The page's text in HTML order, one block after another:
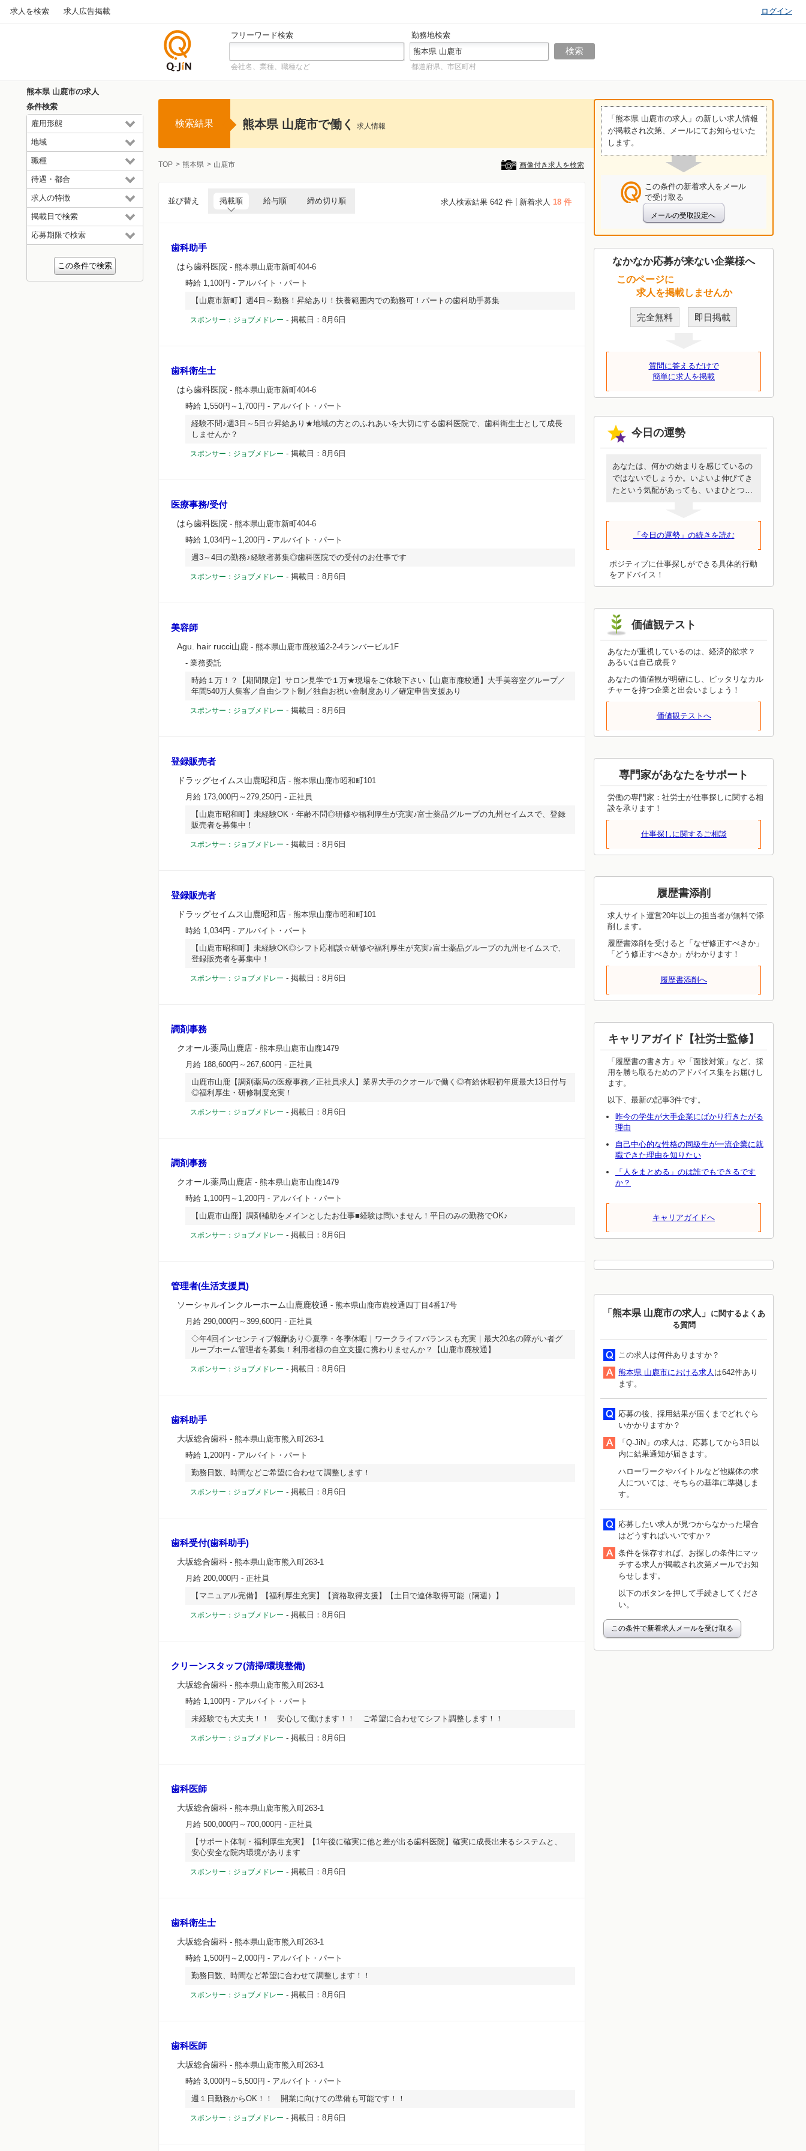
求人を検索 求人広告掲載 ログイン
人サイ
フリーワード検索 勤務地検索
会社名、業種、職種など 都道府県、市区町村
熊本県 山鹿市の求人
条件検索
雇用形態
地域
職種
待遇・都合
求人の特徴
掲載日で検索
応募期限で検索
検索結果 熊本県 山鹿市で働く 求人情報
TOP 熊本県 山鹿市 画像付き求人を検索
求人検索結果 642 件 新着求人 18 件
並び替え 掲載順 給与順 締め切り順
歯科助手
はら歯科医院 - 熊本県山鹿市新町404-6
時給 1,100円 - アルバイト・パート
【山鹿市新町】週4日～勤務！昇給あり！扶養範囲内での勤務可！パートの歯科助手募集
スポンサー：ジョブメドレー - 掲載日：8月6日
歯科衛生士
はら歯科医院 - 熊本県山鹿市新町404-6
時給 1,550円～1,700円 - アルバイト・パート
経験不問♪週3日～5日☆昇給あり★地域の方とのふれあいを大切にする歯科医院で、歯科衛生士として成長
しませんか？
スポンサー：ジョブメドレー - 掲載日：8月6日
医療事務/受付
はら歯科医院 - 熊本県山鹿市新町404-6
時給 1,034円～1,200円 - アルバイト・パート
週3～4日の勤務♪経験者募集◎歯科医院での受付のお仕事です
スポンサー：ジョブメドレー - 掲載日：8月6日
美容師
Agu. hair rucci山鹿 - 熊本県山鹿市鹿校通2-2-4ランバービル1F
- 業務委託
時給１万！？【期間限定】サロン見学で１万★現場をご体験下さい【山鹿市鹿校通】大手美容室グループ／
年間540万人集客／自由シフト制／独自お祝い金制度あり／確定申告支援あり
スポンサー：ジョブメドレー - 掲載日：8月6日
登録販売者
ドラッグセイムス山鹿昭和店 - 熊本県山鹿市昭和町101
月給 173,000円～279,250円 - 正社員
【山鹿市昭和町】未経験OK・年齢不問◎研修や福利厚生が充実♪富士薬品グループの九州セイムスで、登録
販売者を募集中！
スポンサー：ジョブメドレー - 掲載日：8月6日
登録販売者
ドラッグセイムス山鹿昭和店 - 熊本県山鹿市昭和町101
時給 1,034円 - アルバイト・パート
【山鹿市昭和町】未経験OK◎シフト応相談☆研修や福利厚生が充実♪富士薬品グループの九州セイムスで、
登録販売者を募集中！
スポンサー：ジョブメドレー - 掲載日：8月6日
調剤事務
クオール薬局山鹿店 - 熊本県山鹿市山鹿1479
月給 188,600円～267,600円 - 正社員
山鹿市山鹿【調剤薬局の医療事務／正社員求人】業界大手のクオールで働く◎有給休暇初年度最大13日付与
◎福利厚生・研修制度充実！
スポンサー：ジョブメドレー - 掲載日：8月6日
調剤事務
クオール薬局山鹿店 - 熊本県山鹿市山鹿1479
時給 1,100円～1,200円 - アルバイト・パート
【山鹿市山鹿】調剤補助をメインとしたお仕事■経験は問いません！平日のみの勤務でOK♪
スポンサー：ジョブメドレー - 掲載日：8月6日
管理者(生活支援員)
ソーシャルインクルーホーム山鹿鹿校通 - 熊本県山鹿市鹿校通四丁目4番17号
月給 290,000円～399,600円 - 正社員
◇年4回インセンティブ報酬あり◇夏季・冬季休暇｜ワークライフバランスも充実｜最大20名の障がい者グ
ループホーム管理者を募集！利用者様の自立支援に携わりませんか？【山鹿市鹿校通】
スポンサー：ジョブメドレー - 掲載日：8月6日
歯科助手
大坂総合歯科 - 熊本県山鹿市熊入町263-1
時給 1,200円 - アルバイト・パート
勤務日数、時間などご希望に合わせて調整します！
スポンサー：ジョブメドレー - 掲載日：8月6日
歯科受付(歯科助手)
大坂総合歯科 - 熊本県山鹿市熊入町263-1
月給 200,000円 - 正社員
【マニュアル完備】【福利厚生充実】【資格取得支援】【土日で連休取得可能（隔週）】
スポンサー：ジョブメドレー - 掲載日：8月6日
クリーンスタッフ(清掃/環境整備)
大坂総合歯科 - 熊本県山鹿市熊入町263-1
時給 1,100円 - アルバイト・パート
未経験でも大丈夫！！ 安心して働けます！！ ご希望に合わせてシフト調整します！！
スポンサー：ジョブメドレー - 掲載日：8月6日
歯科医師
大坂総合歯科 - 熊本県山鹿市熊入町263-1
月給 500,000円～700,000円 - 正社員
【サポート体制・福利厚生充実】【1年後に確実に他と差が出る歯科医院】確実に成長出来るシステムと、
安心安全な院内環境があります
スポンサー：ジョブメドレー - 掲載日：8月6日
歯科衛生士
大坂総合歯科 - 熊本県山鹿市熊入町263-1
時給 1,500円～2,000円 - アルバイト・パート
勤務日数、時間など希望に合わせて調整します！！
スポンサー：ジョブメドレー - 掲載日：8月6日
歯科医師
大坂総合歯科 - 熊本県山鹿市熊入町263-1
時給 3,000円～5,500円 - アルバイト・パート
週１日勤務からOK！！ 開業に向けての準備も可能です！！
スポンサー：ジョブメドレー - 掲載日：8月6日
「熊本県 山鹿市の求人」の新しい求人情報
が掲載され次第、メールにてお知らせいた
します。
この条件の新着求人をメール
で受け取る
なかなか応募が来ない企業様へ
このページに
求人を掲載しませんか
完全無料 即日掲載
質問に答えるだけで
簡単に求人を掲載
今日の運勢
あなたは、何かの始まりを感じているの
ではないでしょうか。いよいよ伸びてき
たという気配があっても、いまひとつ乗
を整えながら伸び続けるので、諦めさえ
まったらそこで終了です。焦って無理を
押し通さず、しっかり根差していけるよ
うに状況を整えてください。それが前進
「今日の運勢」の続きを読む
ポジティブに仕事探しができる具体的行動
をアドバイス！
価値観テスト
あなたが重視しているのは、経済的欲求？
あるいは自己成長？
あなたの価値観が明確にし、ピッタリなカル
チャーを持つ企業と出会いましょう！
価値観テストへ
専門家があなたをサポート
労働の専門家：社労士が仕事探しに関する相
談を承ります！
仕事探しに関するご相談
履歴書添削
求人サイト運営20年以上の担当者が無料で添
削します。
履歴書添削を受けると「なぜ修正すべきか」
「どう修正すべきか」がわかります！
履歴書添削へ
キャリアガイド【社労士監修】
「履歴書の書き方」や「面接対策」など、採
用を勝ち取るためのアドバイス集をお届けし
ます。
以下、最新の記事3件です。
昨今の学生が大手企業にばかり行きたがる
理由
自己中心的な性格の同級生が一流企業に就
職できた理由を知りたい
「人をまとめる」のは誰でもできるです
か？
キャリアガイドへ
「熊本県 山鹿市の求人」
に関するよくあ
る質問
この求人は何件ありますか？
熊本県 山鹿市における求人 は642件あり
ます。
応募の後、採用結果が届くまでどれぐら
いかかりますか？
「Q-JiN」の求人は、応募してから3日以
内に結果通知が届きます。
ハローワークやバイトルなど他媒体の求
人については、そちらの基準に準拠しま
す。
応募したい求人が見つからなかった場合
はどうすればいいですか？
条件を保存すれば、お探しの条件にマッ
チする求人が掲載され次第メールでお知
らせします。
以下のボタンを押して手続きしてくださ
い。
この条件で新着求人メールを受け取る